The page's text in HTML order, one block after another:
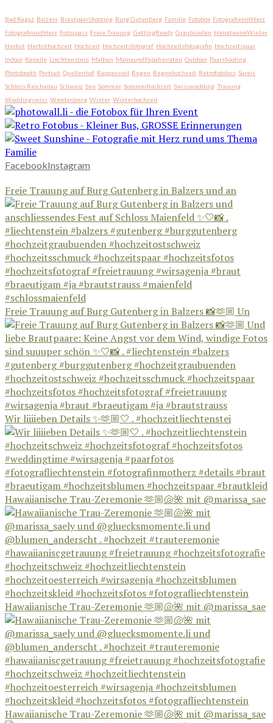
Bad Ragaz Balzers Brautpaarshooting Burg Gutenberg Familie Fotobox FotografiemitHerz
FotografinmitHerz Fotospass Freie Trauung GettingReady Graubünden HeiratenimWinter
Herbst Herbsthochzeit Hochzeit Hochzeitsfotograf Hochzeitsfotografin Hochzeitspaar
Indoor Kapelle Liechtenstein Malbun MamaundPapaheiraten Outdoor Paarshooting
Photobooth Portrait Quellenhof Rapperswil Regen Regenhochzeit Retrofotobus Sareis
Schloss Reichenau Schweiz See Sommer Sommerhochzeit Swisswedding Trauung
Weddingswiss Werdenberg Winter Winterhochzeit
FacebookInstagram
Freie Trauung auf Burg Gutenberg in Balzers und an
Freie Trauung auf Burg Gutenberg in Balzers 📸🫶🏼 Un
Wir liiiieben Details ✨🫶🏼🤍 . #hochzeitliechtenstei
Hawaiianische Trau-Zeremonie 🫶🏼🐚🌺 mit @marissa_sae
Hawaiianische Trau-Zeremonie 🫶🏼🐚🌺 mit @marissa_sae
Hawaiianische Trau-Zeremonie 🫶🏼🐚🌺 mit @marissa_sae